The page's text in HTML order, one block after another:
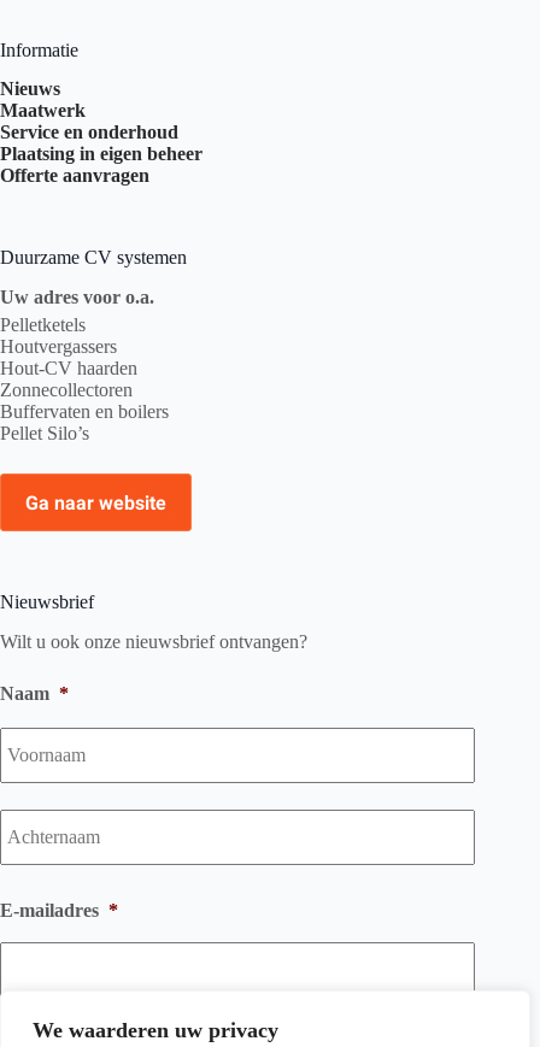
We waarderen uw privacy
Informatie
Nieuws
Maatwerk
Service en onderhoud
Plaatsing in eigen beheer
Offerte aanvragen
Duurzame CV systemen
Uw adres voor o.a.
Pelletketels
Houtvergassers
Hout-CV haarden
Zonnecollectoren
Buffervaten en boilers
Pellet Silo’s
Ga naar website
Nieuwsbrief
Wilt u ook onze nieuwsbrief ontvangen?
Naam *
E-mailadres *